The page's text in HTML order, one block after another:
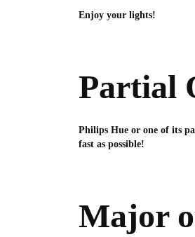
Enjoy your lights!
Partial
Philips Hue or one of its
fast as possible!
Major